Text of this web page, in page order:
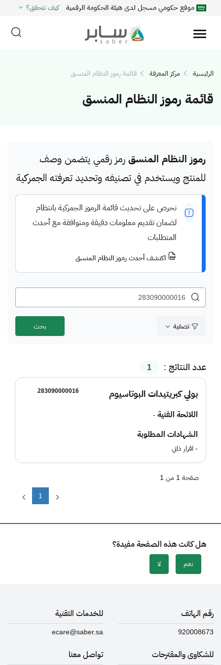
موقع حكومي مسجل لدى هيئة الحكومة الرقمية كيف تتحقق؟
الرئيسية مركز المعرفة قائمة رموز النظام المنسق
قائمة رموز النظام المنسق
رموز النظام المنسق رمز رقمي يتضمن وصف
للمنتج ويستخدم في تصنيفه وتحديد تعرفته الجمركية
نحرص على تحديث قائمة الرموز الجمركية بانتظام
لضمان تقديم معلومات دقيقة ومتوافقة مع أحدث
المتطلبات
اكتشف أحدث رموز النظام المنسق
تصفية
عدد النتائج : 1
283090000016 بولي كبريتيدات البوتاسيوم
اللائحة الفنية -
الشهادات المطلوبة
- اقرار ذاتي
1
صفحة 1 من 1
هل كانت هذه الصفحة مفيدة؟
نعم لا
رقم الهاتف
920008673
للخدمات التقنية
ecare@saber.sa
للشكاوى والمقترحات تواصل معنا